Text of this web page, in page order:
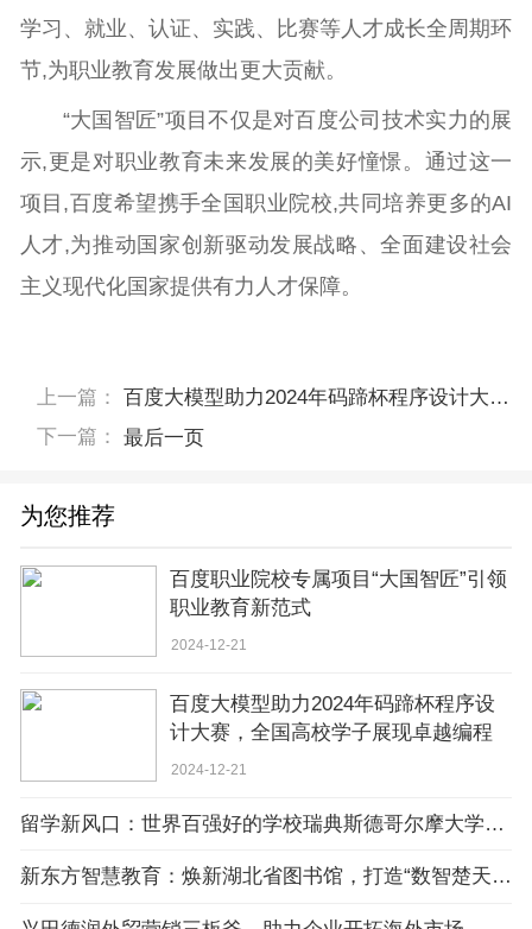
学习、就业、认证、实践、比赛等人才成长全周期环
节,为职业教育发展做出更大贡献。
“大国智匠”项目不仅是对百度公司技术实力的展
示,更是对职业教育未来发展的美好憧憬。通过这一
项目,百度希望携手全国职业院校,共同培养更多的AI
人才,为推动国家创新驱动发展战略、全面建设社会
主义现代化国家提供有力人才保障。
上一篇：
百度大模型助力2024年码蹄杯程序设计大赛，全国高校学子展现卓越编程实力
下一篇：
最后一页
为您推荐
百度职业院校专属项目“大国智匠”引领
职业教育新范式
2024-12-21
百度大模型助力2024年码蹄杯程序设
计大赛，全国高校学子展现卓越编程
实力
2024-12-21
留学新风口：世界百强好的学校瑞典斯德哥尔摩大学正成为留学生们的 “新宠”
新东方智慧教育：焕新湖北省图书馆，打造“数智楚天”阅读新体验